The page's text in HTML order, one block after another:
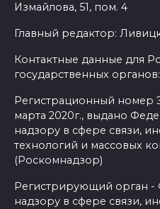
Измайлова, 51, пом. 4
Главный редактор:
Контактные данные для
государственных
Регистрационный номер
марта 2020г., выдано
надзору в сфере связи,
технологий и массовых
(Роскомнадзор)
Регистрирующий орган -
надзору в сфере связи,